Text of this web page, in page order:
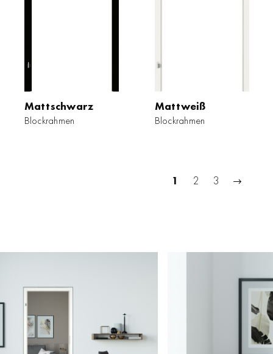
Mattschwarz
Blockrahmen
Mattweiß
Blockrahmen
1 2 3